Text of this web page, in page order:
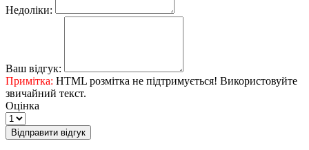
Недоліки:
Ваш відгук:
Примітка: HTML розмітка не підтримується! Використовуйте
звичайний текст.
Оцінка
Відправити відгук